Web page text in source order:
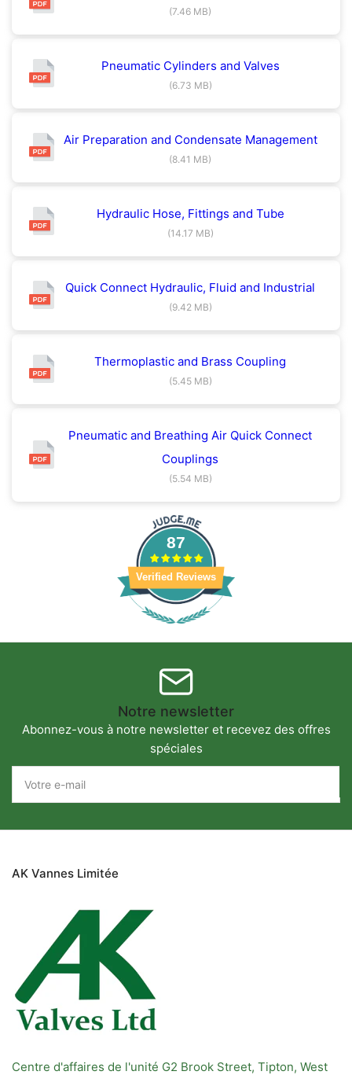
(7.46 MB)
Pneumatic Cylinders and Valves
(6.73 MB)
Air Preparation and Condensate Management
(8.41 MB)
Hydraulic Hose, Fittings and Tube
(14.17 MB)
Quick Connect Hydraulic, Fluid and Industrial
(9.42 MB)
Thermoplastic and Brass Coupling
(5.45 MB)
Pneumatic and Breathing Air Quick Connect
Couplings
(5.54 MB)
87
Verified Reviews
Notre newsletter
Abonnez-vous à notre newsletter et recevez des offres
spéciales
mail
AK Vannes Limitée
Centre d'affaires de l'unité G2 Brook Street, Tipton, West